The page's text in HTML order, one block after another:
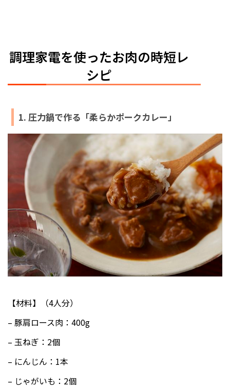
調理家電を使ったお肉の時短レ
シピ
1. 圧力鍋で作る「柔らかポークカレー」
【材料】（4人分）
– 豚肩ロース肉：400g
– 玉ねぎ：2個
– にんじん：1本
– じゃがいも：2個